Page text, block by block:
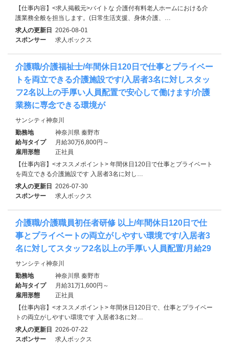
【仕事内容】<求人掲載元>バイトな 介護付有料老人ホームにおける介
護業務全般を担当します。(日常生活支援、身体介護、…
求人の更新日 2026-08-01
スポンサー
求人ボックス
介護職/介護福祉士/年間休日120日で仕事とプライベー
トを両立できる介護施設です/入居者3名に対しスタッ
フ2名以上の手厚い人員配置で安心して働けます/介護
業務に専念できる環境が
サンシティ神奈川
勤務地
神奈川県 秦野市
給与タイプ
月給30万6,800円～
雇用形態
正社員
【仕事内容】<オススメポイント> 年間休日120日で仕事とプライベート
を両立できる介護施設です 入居者3名に対し…
求人の更新日 2026-07-30
スポンサー
求人ボックス
介護職/介護職員初任者研修 以上/年間休日120日で仕
事とプライベートの両立がしやすい環境です/入居者3
名に対してスタッフ2名以上の手厚い人員配置/月給29
サンシティ神奈川
勤務地
神奈川県 秦野市
給与タイプ
月給31万1,600円～
雇用形態
正社員
【仕事内容】<オススメポイント> 年間休日120日で、仕事とプライベー
トの両立がしやすい環境です 入居者3名に対…
求人の更新日 2026-07-22
スポンサー
求人ボックス